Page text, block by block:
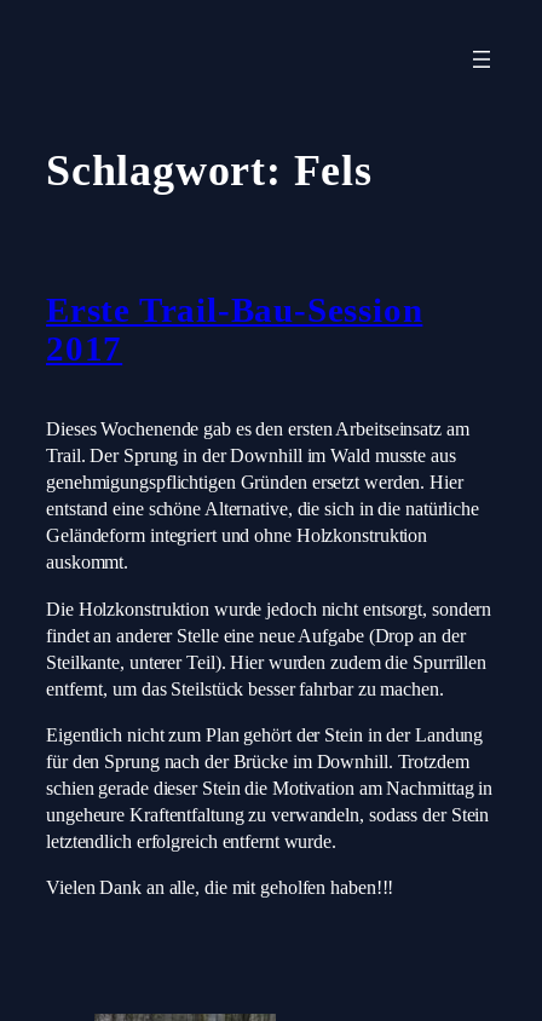
Schlagwort: Fels
Erste Trail-Bau-Session
2017
Dieses Wochenende gab es den ersten Arbeitseinsatz am
Trail. Der Sprung in der Downhill im Wald musste aus
genehmigungspflichtigen Gründen ersetzt werden. Hier
entstand eine schöne Alternative, die sich in die natürliche
Geländeform integriert und ohne Holzkonstruktion
auskommt.
Die Holzkonstruktion wurde jedoch nicht entsorgt, sondern
findet an anderer Stelle eine neue Aufgabe (Drop an der
Steilkante, unterer Teil). Hier wurden zudem die Spurrillen
entfernt, um das Steilstück besser fahrbar zu machen.
Eigentlich nicht zum Plan gehört der Stein in der Landung
für den Sprung nach der Brücke im Downhill. Trotzdem
schien gerade dieser Stein die Motivation am Nachmittag in
ungeheure Kraftentfaltung zu verwandeln, sodass der Stein
letztendlich erfolgreich entfernt wurde.
Vielen Dank an alle, die mit geholfen haben!!!